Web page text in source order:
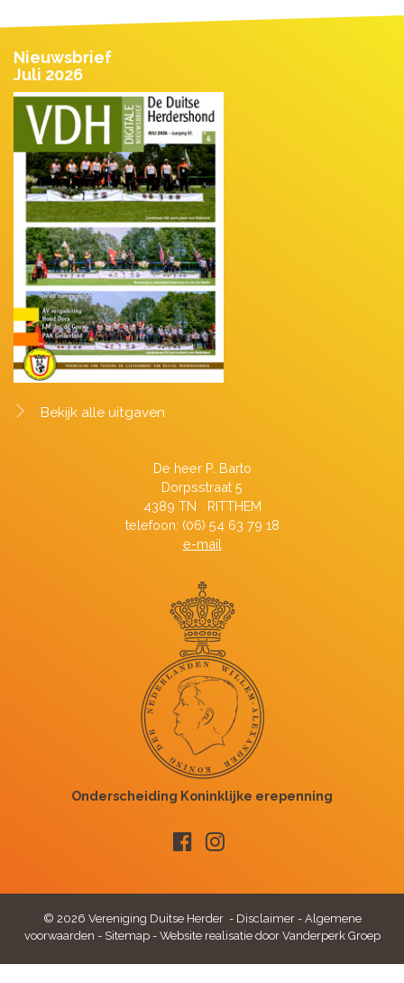
Nieuwsbrief
Juli 2026
Bekijk alle uitgaven
De heer P. Barto
Dorpsstraat 5
4389 TN RITTHEM
telefoon: (06) 54 63 79 18
e-mail
© 2026 Vereniging Duitse Herder - Disclaimer- Algemene
voorwaarden - Sitemap- Website realisatie door Vanderperk Groep